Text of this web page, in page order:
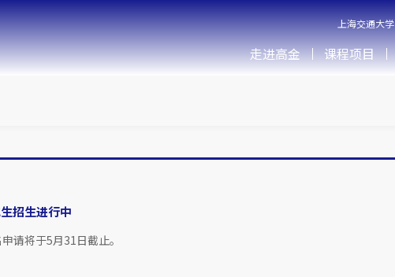
上海交通大学
走进高金 课程项目
招生进行中
请将于5月31日截止。